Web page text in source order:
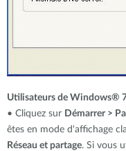
Utilisateurs de Windows®
• Cliquez sur Démarrer >
êtes en mode d'affichage
Réseau et partage. Si vous